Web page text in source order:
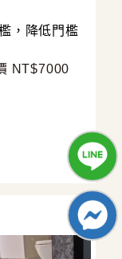
，降低門檻
NT$7000